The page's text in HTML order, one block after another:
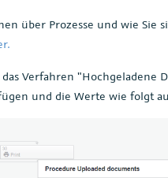
über Prozesse und wie Sie
das Verfahren "Hochgeladene
und die Werte wie folgt